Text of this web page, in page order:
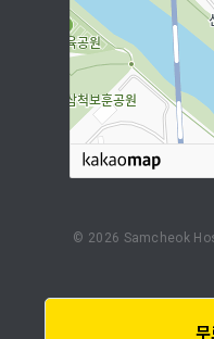
© 2026 Samcheok
무